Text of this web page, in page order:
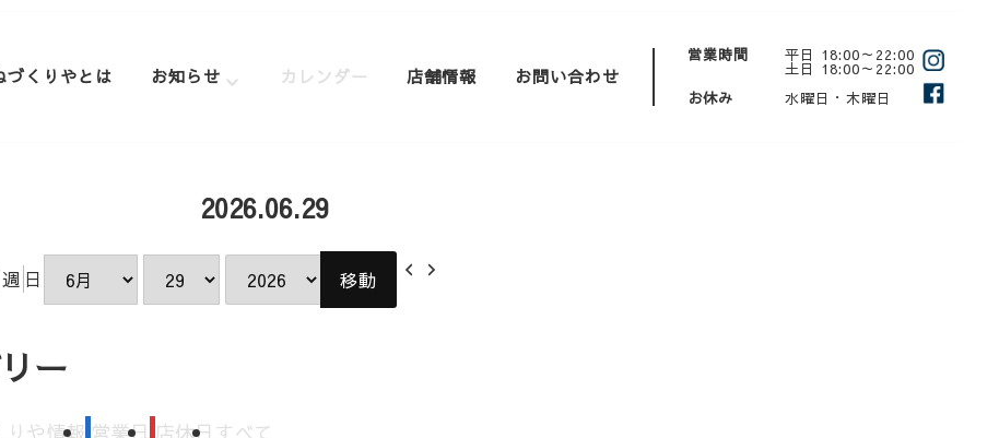
づくりやとは お知らせ カレンダー 店舗情報 お問い合わせ
営業時間 平日 18:00～22:00
土日 18:00～22:00
お休み
水曜日・木曜日
2026.06.29
週 日
前
次
ー
りや情報 営業日 店休日 すべて